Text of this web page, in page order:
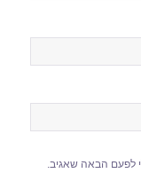
לפעם הבאה שאגיב.